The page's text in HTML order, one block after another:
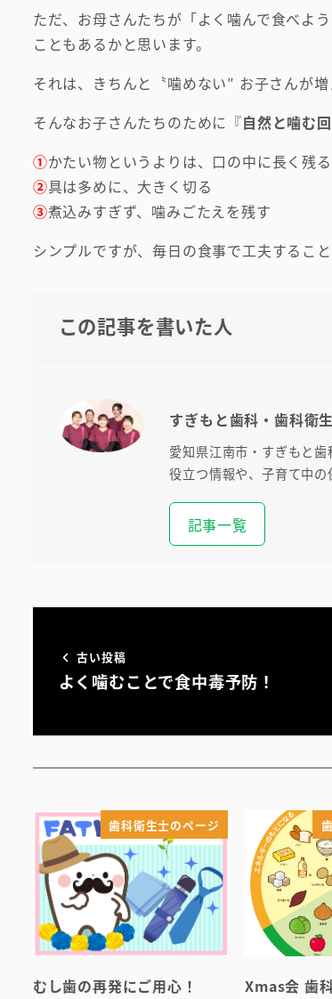
ただ、お母さんたちが「よく噛んで食べよ
こともあるかと思います。
それは、きちんと〝噛めない″ お子さんが増
そんなお子さんたちのために『自然と噛む
①かたい物というよりは、口の中に長く残
②具は多めに、大きく切る
③煮込みすぎず、噛みごたえを残す
シンプルですが、毎日の食事で工夫するこ
この記事を書いた人
すぎもと歯科・歯科衛
愛知県江南市・すぎもと
役立つ情報や、子育て中
記事一覧
古い投稿
よく噛むことで食中毒予防！
歯科衛生士のページ
むし歯の再発にご用心！
Xmas会 歯